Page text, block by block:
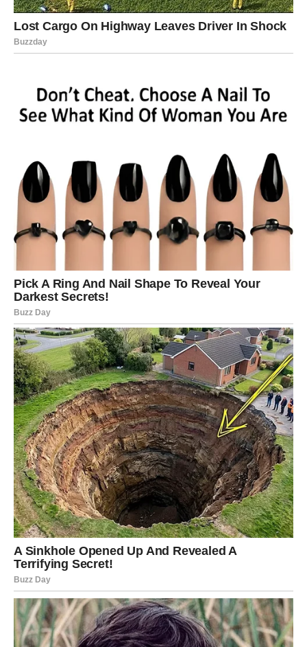
Ali jedna osoba ili događaj pokazuje vam da nije svaka
priča ista. Pred vama je prilika za novi početak koji ima
mnogo veći značaj nego što trenutno mislite.
STRIJELAC
Strijelac je među znakovima kojima sudbina sprema
vam se u obliku koji niste mogli ni zamisliti.
Možda ste morali da odustanete od jednog sna, ali sada
dolazi prilika koja je još bolja. Moguće su velike promjene
vezane za posao, putovanja ili životne planove.
Pred vama je period koji vraća vjeru da se sve događa sa
razlogom.
JARAC
Jarčevima se vraća osjećaj da se trud isplati. Previše puta
ste imali utisak da dajete više nego što dobijate zauzvrat.
Sada dolazi nagrada koja potvrđuje da nijedna žrtva nije
bila uzaludna. Posebno su naglašeni poslovni uspjesi i
finansijsko poboljšanje.
VODOLIJA
Vodolije će dobiti priliku da vrate dio sebe koji su izgubile
prilagođavajući se drugima. Pred vama je period
oslobađanja i povratka sopstvenim željama.
Sudbina vam donosi okolnosti koje vas podsjećaju ko ste
zapravo i šta zaista želite od života.